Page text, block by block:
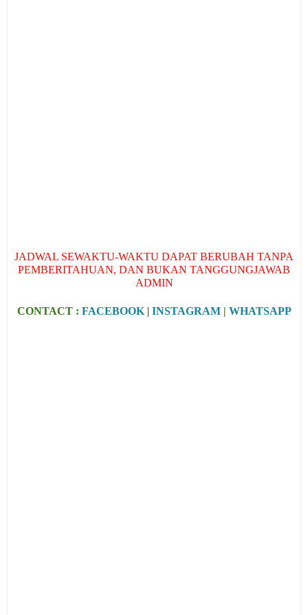
JADWAL SEWAKTU-WAKTU DAPAT BERUBAH TANPA
PEMBERITAHUAN, DAN BUKAN TANGGUNGJAWAB
ADMIN
CONTACT : FACEBOOK| INSTAGRAM| WHATSAPP